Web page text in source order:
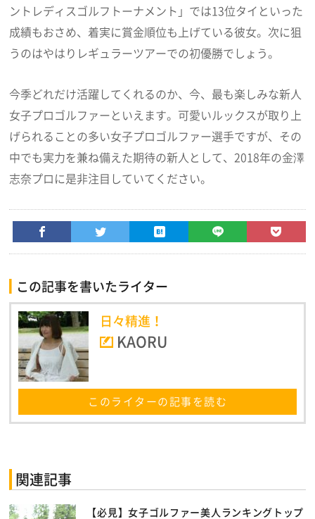
ントレディスゴルフトーナメント」では13位タイといった
成績もおさめ、着実に賞金順位も上げている彼女。次に狙
うのはやはりレギュラーツアーでの初優勝でしょう。
今季どれだけ活躍してくれるのか、今、最も楽しみな新人
女子プロゴルファーといえます。可愛いルックスが取り上
げられることの多い女子プロゴルファー選手ですが、その
中でも実力を兼ね備えた期待の新人として、2018年の金澤
志奈プロに是非注目していてください。
この記事を書いたライター
日々精進！
KAORU
このライターの記事を読む
関連記事
【必見】女子ゴルファー美人ランキングトップ